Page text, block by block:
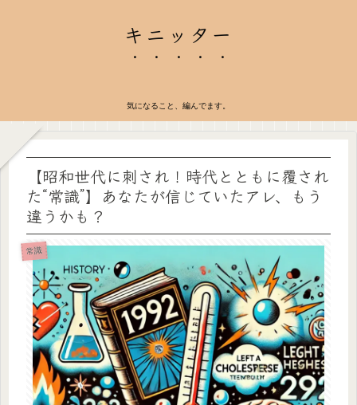
キニッター
気になること、編んでます。
【昭和世代に刺され！時代とともに覆され
た“常識”】あなたが信じていたアレ、もう
違うかも？
常識